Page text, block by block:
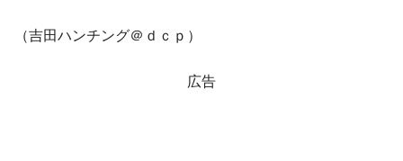
（吉田ハンチング＠ｄｃｐ）
広告